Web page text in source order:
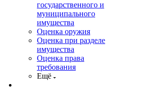
государственного и
муниципального
имущества
Оценка оружия
Оценка при разделе
имущества
Оценка права
требования
Ещё